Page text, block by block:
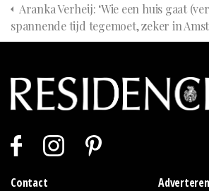
Aranka Verheij: ‘Wie een huis gaat
spannende tijd tegemoet, zeker in
Contact
Adverteren